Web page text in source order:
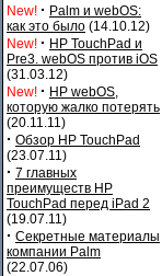
New! · Palm и webOS:
как это было (14.10.12)
New! · HP TouchPad и
Pre3. webOS против iOS
(31.03.12)
New! · HP webOS,
которую жалко потерять
(20.11.11)
· Обзор HP TouchPad
(23.07.11)
· 7 главных
преимуществ HP
TouchPad перед iPad 2
(19.07.11)
· Секретные материалы
компании Palm
(22.07.06)